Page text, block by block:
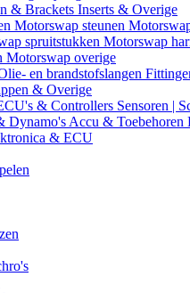
& Brackets Inserts & Overige
Motorswap steunen
spruitstukken Motorswap
Motorswap overige
en brandstofslangen
& Overige
& Controllers Sensoren |
Dynamo's Accu & Toebehoren
& ECU